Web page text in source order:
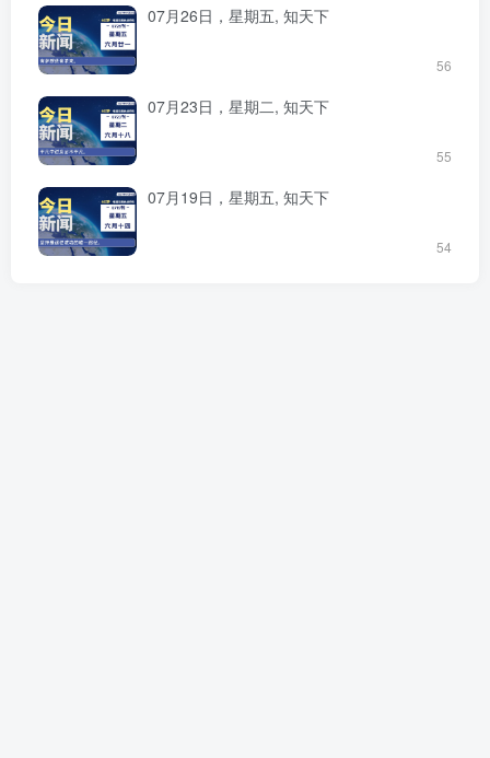
07月26日，星期五, 知天下
56
07月23日，星期二, 知天下
55
07月19日，星期五, 知天下
54